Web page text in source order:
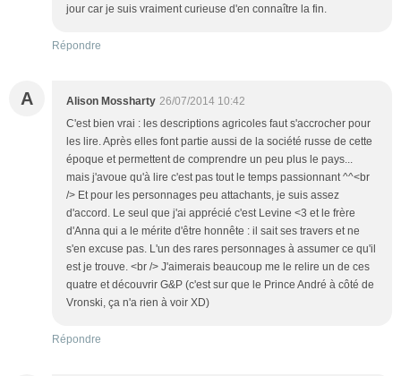
jour car je suis vraiment curieuse d'en connaître la fin.
Répondre
A Alison Mossharty 26/07/2014 10:42
C'est bien vrai : les descriptions agricoles faut s'accrocher pour
les lire. Après elles font partie aussi de la société russe de cette
époque et permettent de comprendre un peu plus le pays...
mais j'avoue qu'à lire c'est pas tout le temps passionnant ^^<br
/> Et pour les personnages peu attachants, je suis assez
d'accord. Le seul que j'ai apprécié c'est Levine <3 et le frère
d'Anna qui a le mérite d'être honnête : il sait ses travers et ne
s'en excuse pas. L'un des rares personnages à assumer ce qu'il
est je trouve. <br /> J'aimerais beaucoup me le relire un de ces
quatre et découvrir G&P (c'est sur que le Prince André à côté de
Vronski, ça n'a rien à voir XD)
Répondre